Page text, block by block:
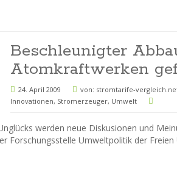
Beschleunigter
Atomkraftwerken
24. April 2009 von: stromtarife-
Innovationen, Stromerzeuger, Umwelt
werden neue Diskusionen und
Forschungsstelle Umweltpolitik der